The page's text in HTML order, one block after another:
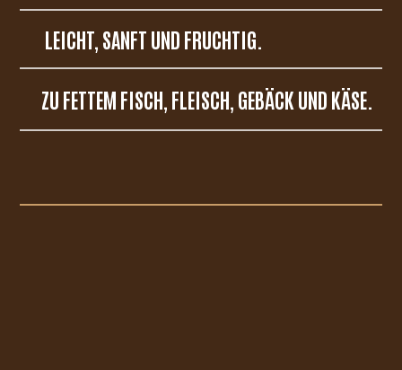
LEICHT, SANFT UND FRUCHTIG.
ZU FETTEM FISCH, FLEISCH, GEBÄCK UND KÄSE.